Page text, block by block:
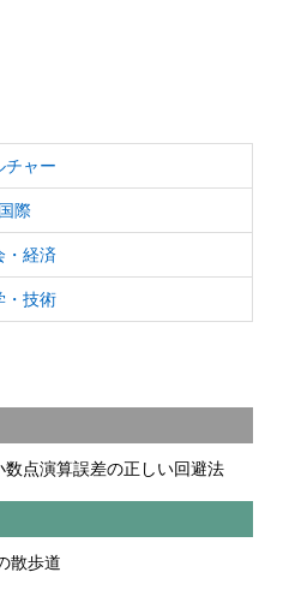
チャー
国際
・経済
・技術
点演算誤差の正しい回避法
散歩道